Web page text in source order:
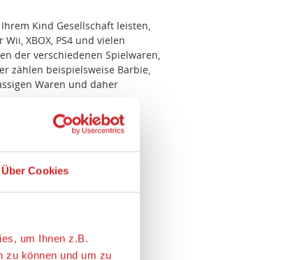
Über Cookies
um Ihnen z.B.
zu können und um zu
Kind Gesellschaft leisten,
XBOX, PS4 und vielen
der verschiedenen Spielwaren,
zählen beispielsweise Barbie,
Waren und daher